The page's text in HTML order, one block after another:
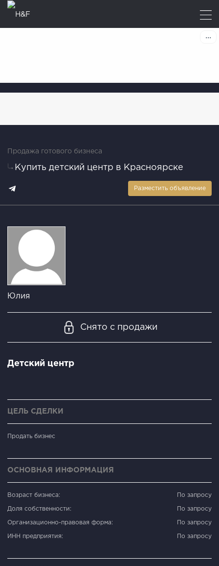
Продажа готового бизнеса
Купить детский центр в Красноярске
Разместить объявление
Юлия
Снято с продажи
Детский центр
ЦЕЛЬ СДЕЛКИ
Продать бизнес
ОСНОВНАЯ ИНФОРМАЦИЯ
Возраст бизнеса: По запросу
Доля собственности: По запросу
Организационно-правовая форма: По запросу
ИНН предприятия: По запросу